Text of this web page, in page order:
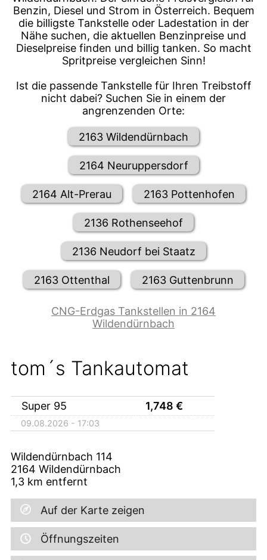
Benzin, Diesel und Strom in Österreich. Bequem
die billigste Tankstelle oder Ladestation in der
Nähe suchen, die aktuellen Benzinpreise und
Dieselpreise finden und billig tanken. So macht
Spritpreise vergleichen Sinn!
Ist die passende Tankstelle für Ihren Treibstoff
nicht dabei? Suchen Sie in einem der
angrenzenden Orte:
2163 Wildendürnbach
2164 Neuruppersdorf
2164 Alt-Prerau 2163 Pottenhofen
2136 Rothenseehof
2136 Neudorf bei Staatz
2163 Ottenthal 2163 Guttenbrunn
CNG-Erdgas Tankstellen in 2164
Wildendürnbach
tom´s Tankautomat
Super 95 1,748 €
09.08.2026 - 17:03
Wildendürnbach 114
2164 Wildendürnbach
1,3 km entfernt
Auf der Karte zeigen
Öffnungszeiten